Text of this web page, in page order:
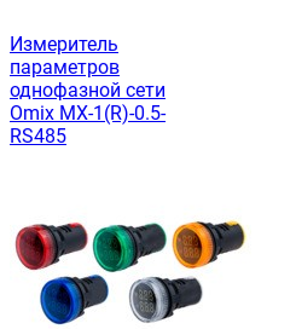
Измеритель
параметров
однофазной сети
Omix MX-1(R)-0.5-
RS485